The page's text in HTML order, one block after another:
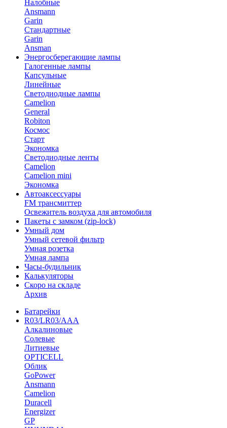
Налобные
Ansmann
Garin
Стандартные
Garin
Ansman
Энергосберегающие лампы
Галогенные лампы
Капсульные
Линейные
Светодиодные лампы
Camelion
General
Robiton
Космос
Старт
Экономка
Светодиодные ленты
Camelion
Camelion mini
Экономка
Автоаксессуары
FM трансмиттер
Освежитель воздуха для автомобиля
Пакеты с замком (zip-lock)
Умный дом
Умный сетевой фильтр
Умная розетка
Умная лампа
Часы-будильник
Калькуляторы
Скоро на складе
Архив
Батарейки
R03/LR03/AAA
Алкалиновые
Солевые
Литиевые
OPTICELL
Облик
GoPower
Ansmann
Camelion
Duracell
Energizer
GP